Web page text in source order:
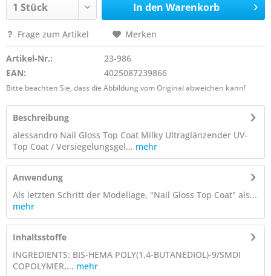
In den Warenkorb
Frage zum Artikel Merken
Artikel-Nr.:
23-986
EAN:
4025087239866
Bitte beachten Sie, dass die Abbildung vom Original abweichen kann!
Beschreibung
alessandro Nail Gloss Top Coat Milky Ultraglänzender UV-
Top Coat / Versiegelungsgel... mehr
Anwendung
Als letzten Schritt der Modellage, "Nail Gloss Top Coat" als...
mehr
Inhaltsstoffe
INGREDIENTS: BIS-HEMA POLY(1,4-BUTANEDIOL)-9/SMDI
COPOLYMER,... mehr